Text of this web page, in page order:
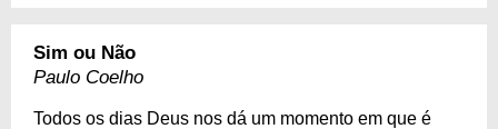
Sim ou Não
Paulo Coelho
Todos os dias Deus nos dá um momento em que é